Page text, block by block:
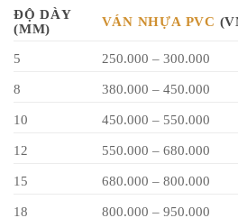
ĐỘ DÀY
(MM)
VÁN NHỰA PVC
5 250.000 – 300.000
8 380.000 – 450.000
10 450.000 – 550.000
12 550.000 – 680.000
15 680.000 – 800.000
18 800.000 – 950.000